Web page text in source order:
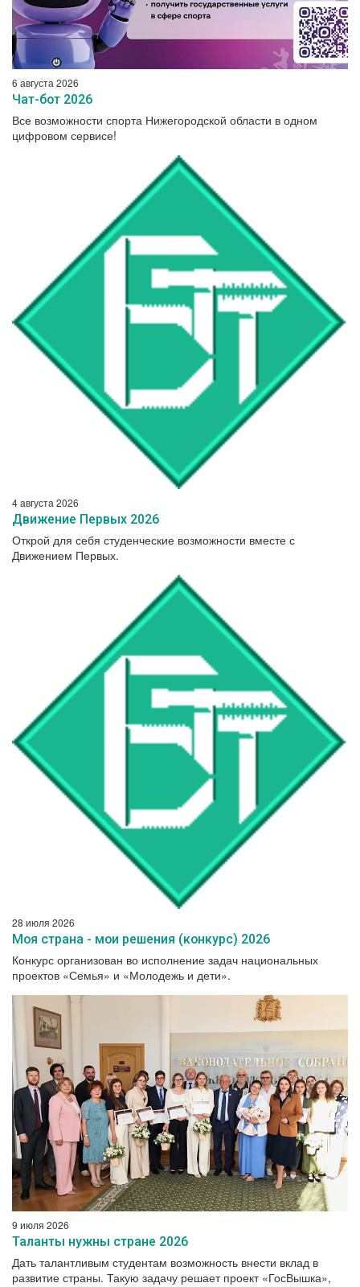
6 августа 2026
Чат-бот 2026
Все возможности спорта Нижегородской области в одном
цифровом сервисе!
4 августа 2026
Движение Первых 2026
Открой для себя студенческие возможности вместе с
Движением Первых.
28 июля 2026
Моя страна - мои решения (конкурс) 2026
Конкурс организован во исполнение задач национальных
проектов «Семья» и «Молодежь и дети».
9 июля 2026
Таланты нужны стране 2026
Дать талантливым студентам возможность внести вклад в
развитие страны. Такую задачу решает проект «ГосВышка»,